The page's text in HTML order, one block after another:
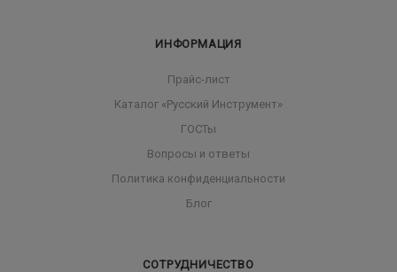
ИНФОРМАЦИЯ
Прайс-лист
Каталог «Русский Инструмент»
ГОСТы
Вопросы и ответы
Политика конфиденциальности
Блог
СОТРУДНИЧЕСТВО